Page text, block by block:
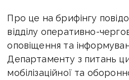
Про це на брифінгу
відділу оперативно-
оповіщення та
Департаменту з питань
мобілізаційної та